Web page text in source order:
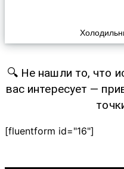
🔍 Не нашли то, что
вас интересует —
[fluentform id="16"]